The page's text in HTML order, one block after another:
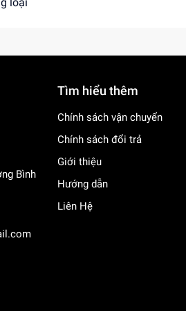
Bình
Tìm hiểu thêm
Chính sách vận chuyển
Chính sách đổi trả
Giới thiệu
Hướng dẫn
Liên Hệ